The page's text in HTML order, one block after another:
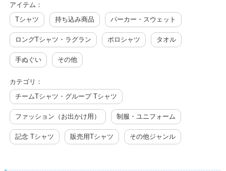
アイテム：
Tシャツ
持ち込み商品 パーカー・スウェット
ロングTシャツ・ラグラン ポロシャツ タオル
手ぬぐい その他
カテゴリ：
チームTシャツ・グループ Tシャツ
ファッション（お出かけ用） 制服・ユニフォーム
記念 Tシャツ 販売用Tシャツ その他ジャンル